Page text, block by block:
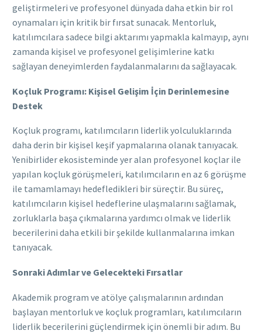
geliştirmeleri ve profesyonel dünyada daha etkin bir rol
oynamaları için kritik bir fırsat sunacak. Mentorluk,
katılımcılara sadece bilgi aktarımı yapmakla kalmayıp, aynı
zamanda kişisel ve profesyonel gelişimlerine katkı
sağlayan deneyimlerden faydalanmalarını da sağlayacak.
Koçluk Programı: Kişisel Gelişim İçin Derinlemesine
Destek
Koçluk programı, katılımcıların liderlik yolculuklarında
daha derin bir kişisel keşif yapmalarına olanak tanıyacak.
Yenibirlider ekosisteminde yer alan profesyonel koçlar ile
yapılan koçluk görüşmeleri, katılımcıların en az 6 görüşme
ile tamamlamayı hedefledikleri bir süreçtir. Bu süreç,
katılımcıların kişisel hedeflerine ulaşmalarını sağlamak,
zorluklarla başa çıkmalarına yardımcı olmak ve liderlik
becerilerini daha etkili bir şekilde kullanmalarına imkan
tanıyacak.
Sonraki Adımlar ve Gelecekteki Fırsatlar
Akademik program ve atölye çalışmalarının ardından
başlayan mentorluk ve koçluk programları, katılımcıların
liderlik becerilerini güçlendirmek için önemli bir adım. Bu